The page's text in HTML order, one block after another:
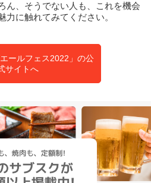
ん、そうでない人も、これを機会
力に触れてみてください。
エールフェス2022」の公
サイトへ